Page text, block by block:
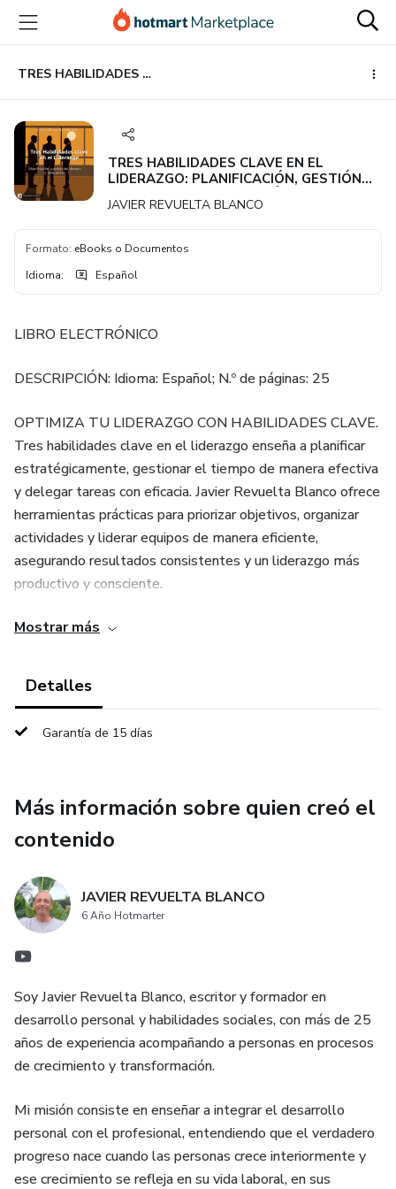
principal
página
de
página
TRES HABILIDADES CLAVE EN EL LIDERAZGO: PLANIFICACIÓN, GESTIÓN DEL TIEMPO Y DELEGACIÓN
TRES HABILIDADES CLAVE EN EL
LIDERAZGO: PLANIFICACIÓN, GESTIÓN
JAVIER REVUELTA BLANCO
Formato: eBooks o Documentos
Idioma: Español
LIBRO ELECTRÓNICO
DESCRIPCIÓN: Idioma: Español; N.º de páginas: 25
OPTIMIZA TU LIDERAZGO CON HABILIDADES CLAVE.
Tres habilidades clave en el liderazgo enseña a planificar
estratégicamente, gestionar el tiempo de manera efectiva
y delegar tareas con eficacia. Javier Revuelta Blanco ofrece
herramientas prácticas para priorizar objetivos, organizar
actividades y liderar equipos de manera eficiente,
asegurando resultados consistentes y un liderazgo más
productivo y consciente.
ÍNDICE: 1. La planificación estratégica; 2. La planificación
Delegación; 5. Resumen de enseñanzas; 6. Glosario; 7.
Mostrar más
Detalles
Garantía de 15 días
Más información sobre quien creó el
contenido
JAVIER REVUELTA BLANCO
6 Año Hotmarter
Soy Javier Revuelta Blanco, escritor y formador en
desarrollo personal y habilidades sociales, con más de 25
años de experiencia acompañando a personas en procesos
de crecimiento y transformación.
Mi misión consiste en enseñar a integrar el desarrollo
personal con el profesional, entendiendo que el verdadero
progreso nace cuando las personas crece interiormente y
ese crecimiento se refleja en su vida laboral, en sus